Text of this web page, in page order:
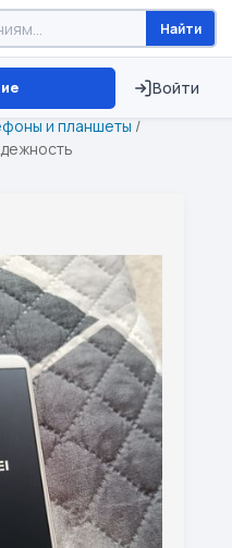
Найти
Войти
⏱ ТОЛЬКО 15 ДНЕЙ
и планшеты /